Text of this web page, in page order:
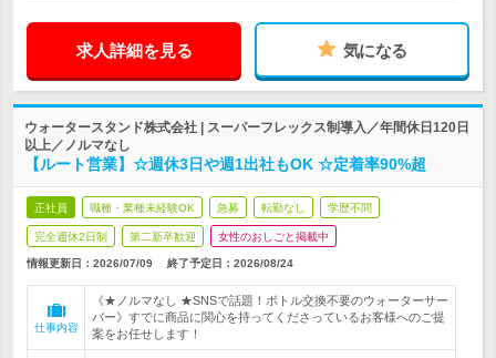
求人詳細を見る 気になる
ウォータースタンド株式会社 | スーパーフレックス制導入／年間休日120日
以上／ノルマなし
【ルート営業】☆週休3日や週1出社もOK ☆定着率90%超
正社員 職種・業種未経験OK 急募 転勤なし 学歴不問
完全週休2日制 第二新卒歓迎 女性のおしごと掲載中
情報更新日：2026/07/09 終了予定日： 2026/08/24
仕事内容
《★ノルマなし ★SNSで話題！ボトル交換不要のウォーターサー
バー》すでに商品に関心を持ってくださっているお客様へのご提
案をお任せします！